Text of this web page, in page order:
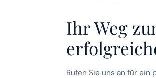
Ihr Weg
Rufen Sie uns an für ein